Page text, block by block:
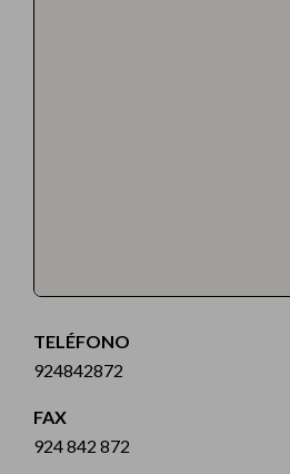
TELÉFONO
924842872
FAX
924 842 872